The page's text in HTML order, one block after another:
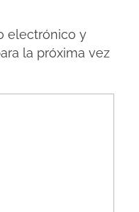
electrónico y
la próxima vez